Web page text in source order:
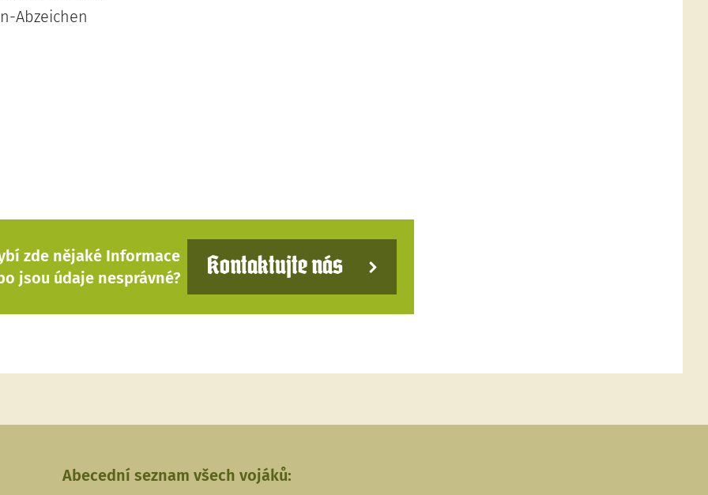
Abzeichen
zde nějaké Informace
jsou údaje nesprávné?
Kontaktujte nás
Abecední seznam všech vojáků: